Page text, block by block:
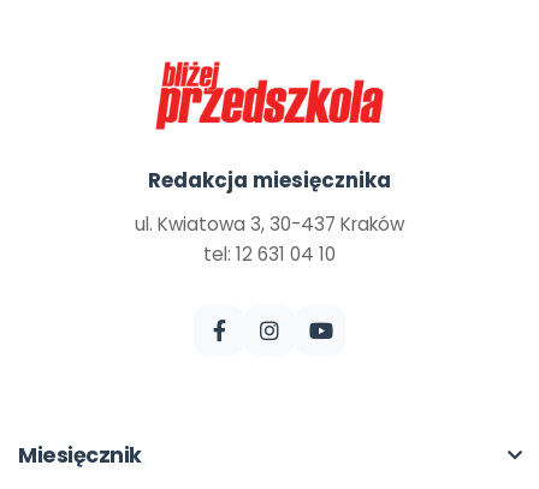
Redakcja miesięcznika
ul. Kwiatowa 3, 30-437 Kraków
tel: 12 631 04 10
Miesięcznik